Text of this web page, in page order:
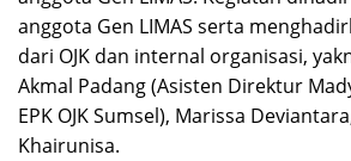
anggota Gen LIMAS serta
dari OJK dan internal organisasi,
Akmal Padang (Asisten Direktur
EPK OJK Sumsel), Marissa
Khairunisa.